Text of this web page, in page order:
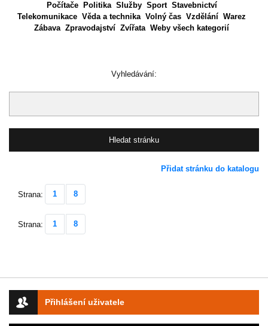
Přihlášení uživatele
Počítače
Politika Služby Sport Stavebnictví
Telekomunikace Věda a technika Volný čas Vzdělání Warez
Zábava Zpravodajství Zvířata Weby všech kategorií
Vyhledávání:
Přidat stránku do katalogu
Strana: 1 8
Strana: 1 8